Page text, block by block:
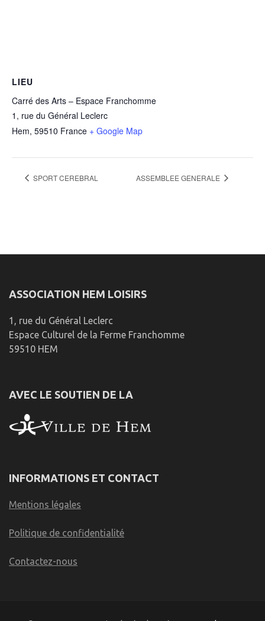
LIEU
Carré des Arts – Espace Franchomme
1, rue du Général Leclerc
Hem, 59510 France + Google Map
SPORT CEREBRAL ASSEMBLEE GENERALE
ASSOCIATION HEM LOISIRS
1, rue du Général Leclerc
Espace Culturel de la Ferme Franchomme
59510 HEM
AVEC LE SOUTIEN DE LA
INFORMATIONS ET CONTACT
Mentions légales
Politique de confidentialité
Contactez-nous